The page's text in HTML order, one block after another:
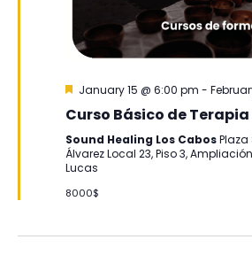
Destacadas
January 15 @ 6:00 pm -
Curso Básico de
Sound Healing Los CabosPlaza
Álvarez Local 23, Piso 3,
Lucas
8000$